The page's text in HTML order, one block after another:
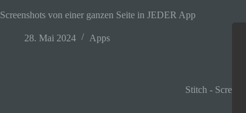
Screenshots von einer ganzen Seite in JEDER App
28. Mai 2024 Apps
Stitch -